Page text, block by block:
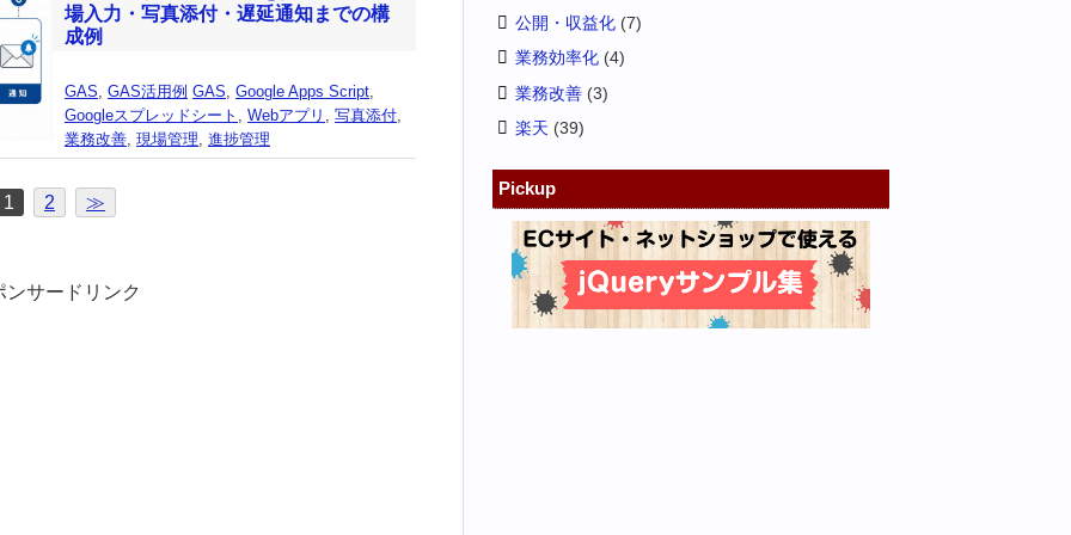
場入力・写真添付・遅延通知までの構
成例
GAS, GAS活用例 GAS, Google Apps Script,
Googleスプレッドシート , Webアプリ , 写真添付,
業務改善, 現場管理, 進捗管理
1 2 ≫
ンサードリンク
公開・収益化 (7)
業務効率化 (4)
業務改善 (3)
楽天 (39)
Pickup